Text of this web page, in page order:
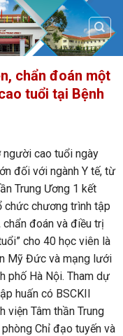
chẩn đoán một
tuổi tại Bệnh
người cao tuổi ngày
đối với ngành Y tế, từ
Trung Ương 1 kết
chức chương trình tập
chẩn đoán và điều trị
cho 40 học viên là
Mỹ Đức và mạng lưới
phố Hà Nội. Tham dự
huấn có BSCKII
viện Tâm thần Trung
Chỉ đạo tuyến và